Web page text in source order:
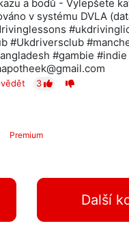
a bodů - Vylepšete
v systému DVLA
#Ukdriversclub
#gambie
3
Premium
Další